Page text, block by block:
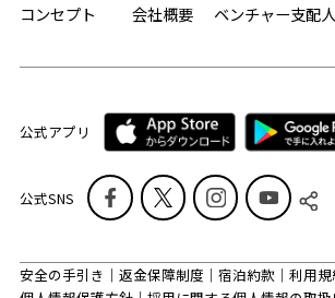
コンセプト
会社概要 ベンチャー支配人
公式アプリ
公式SNS
安全の手引き 返金保障制度 宿泊約款 利用